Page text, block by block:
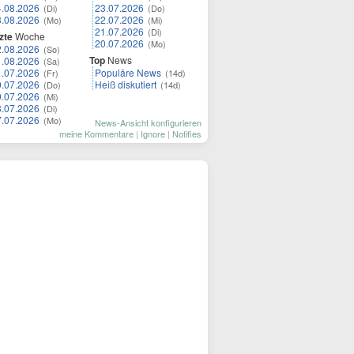
(Di)
(Mo)
Woche
(So)
(Sa)
(Fr)
(Do)
(Mi)
(Di)
(Mo)
23.07.2026 (Do)
22.07.2026 (Mi)
21.07.2026 (Di)
20.07.2026 (Mo)
Top News
Populäre News (14d)
Heiß diskutiert (14d)
News-Ansicht konfigurieren
meine Kommentare | Ignore | Notifies